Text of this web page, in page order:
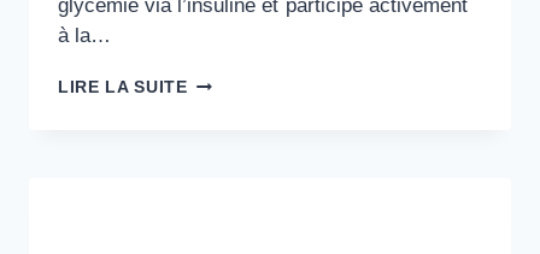
glycémie via l’insuline et participe activement
à la…
LIRE LA SUITE COMMENT